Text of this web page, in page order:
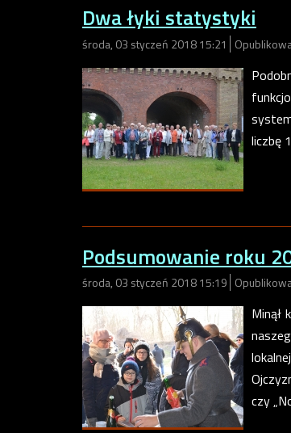
Dwa łyki statystyki
środa, 03 styczeń 2018 15:21
liczbę
Podsumowanie roku
środa, 03 styczeń 2018 15:19
Minął
czy